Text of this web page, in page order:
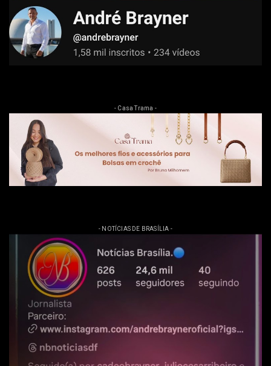
- Casa Trama -
- NOTÍCIAS DE BRASÍLIA -